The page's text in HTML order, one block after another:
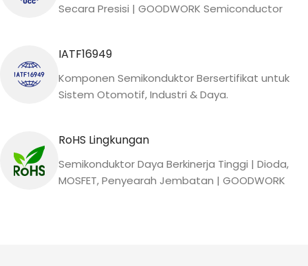
Secara Presisi | GOODWORK Semiconductor
IATF16949
Komponen Semikonduktor Bersertifikat untuk
Sistem Otomotif, Industri & Daya.
RoHS Lingkungan
Semikonduktor Daya Berkinerja Tinggi | Dioda,
MOSFET, Penyearah Jembatan | GOODWORK